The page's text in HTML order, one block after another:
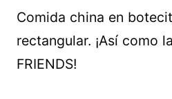
Comida china en
rectangular. ¡Así como
FRIENDS!